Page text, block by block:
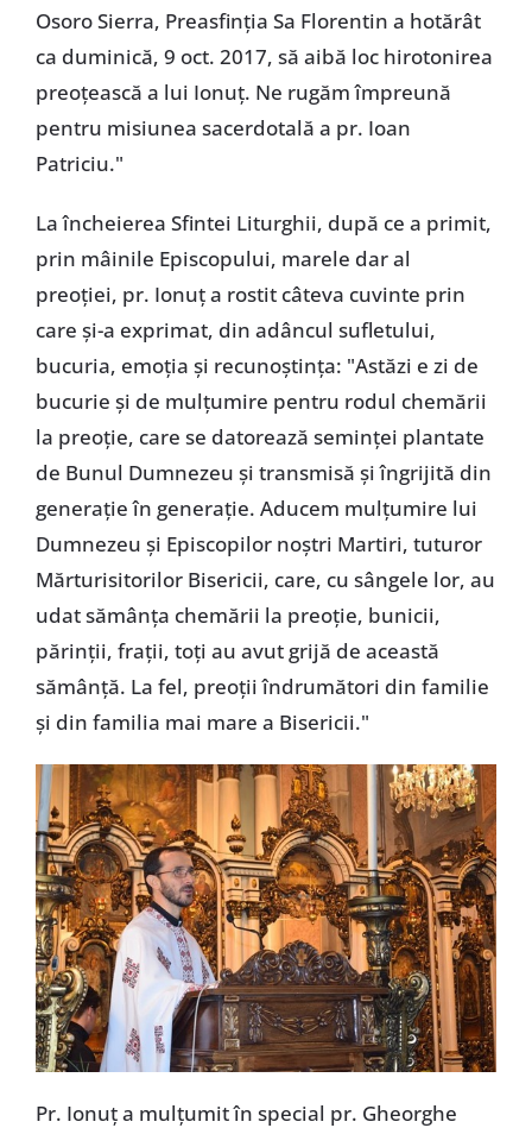
Osoro Sierra, Preasfinția Sa Florentin a hotărât
ca duminică, 9 oct. 2017, să aibă loc hirotonirea
preoțească a lui Ionuț. Ne rugăm împreună
pentru misiunea sacerdotală a pr. Ioan
Patriciu."
La încheierea Sfintei Liturghii, după ce a primit,
prin mâinile Episcopului, marele dar al
preoției, pr. Ionuț a rostit câteva cuvinte prin
care și-a exprimat, din adâncul sufletului,
bucuria, emoția și recunoștința: "Astăzi e zi de
bucurie și de mulțumire pentru rodul chemării
la preoție, care se datorează seminței plantate
de Bunul Dumnezeu și transmisă și îngrijită din
generație în generație. Aducem mulțumire lui
Dumnezeu și Episcopilor noștri Martiri, tuturor
Mărturisitorilor Bisericii, care, cu sângele lor, au
udat sămânța chemării la preoție, bunicii,
părinții, frații, toți au avut grijă de această
sămânță. La fel, preoții îndrumători din familie
și din familia mai mare a Bisericii."
Pr. Ionuț a mulțumit în special pr. Gheorghe